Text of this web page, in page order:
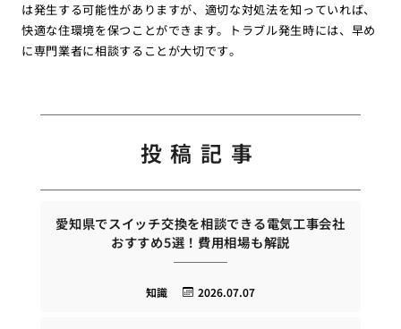
は発生する可能性がありますが、適切な対処法を知っていれば、
快適な住環境を保つことができます。トラブル発生時には、早め
に専門業者に相談することが大切です。
投稿記事
愛知県でスイッチ交換を相談できる電気工事会社
おすすめ5選！費用相場も解説
2026.07.07
知識